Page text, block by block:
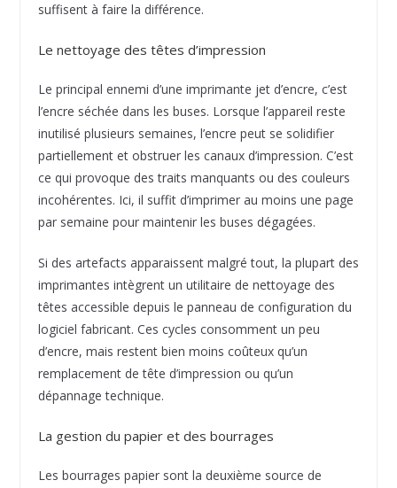
suffisent à faire la différence.
Le nettoyage des têtes d’impression
Le principal ennemi d’une imprimante jet d’encre, c’est
l’encre séchée dans les buses. Lorsque l’appareil reste
inutilisé plusieurs semaines, l’encre peut se solidifier
partiellement et obstruer les canaux d’impression. C’est
ce qui provoque des traits manquants ou des couleurs
incohérentes. Ici, il suffit d’imprimer au moins une page
par semaine pour maintenir les buses dégagées.
Si des artefacts apparaissent malgré tout, la plupart des
imprimantes intègrent un utilitaire de nettoyage des
têtes accessible depuis le panneau de configuration du
logiciel fabricant. Ces cycles consomment un peu
d’encre, mais restent bien moins coûteux qu’un
remplacement de tête d’impression ou qu’un
dépannage technique.
La gestion du papier et des bourrages
Les bourrages papier sont la deuxième source de